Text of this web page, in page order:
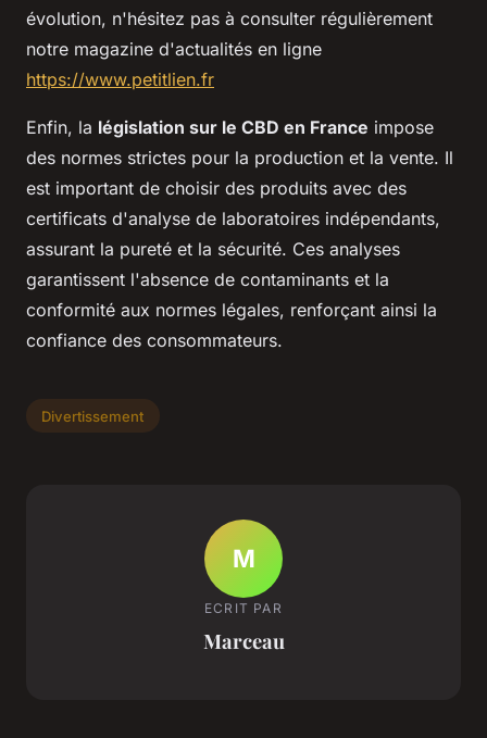
évolution, n'hésitez pas à consulter régulièrement
notre magazine d'actualités en ligne
https://www.petitlien.fr
Enfin, la législation sur le CBD en France impose
des normes strictes pour la production et la vente. Il
est important de choisir des produits avec des
certificats d'analyse de laboratoires indépendants,
assurant la pureté et la sécurité. Ces analyses
garantissent l'absence de contaminants et la
conformité aux normes légales, renforçant ainsi la
confiance des consommateurs.
Divertissement
M
ECRIT PAR
Marceau